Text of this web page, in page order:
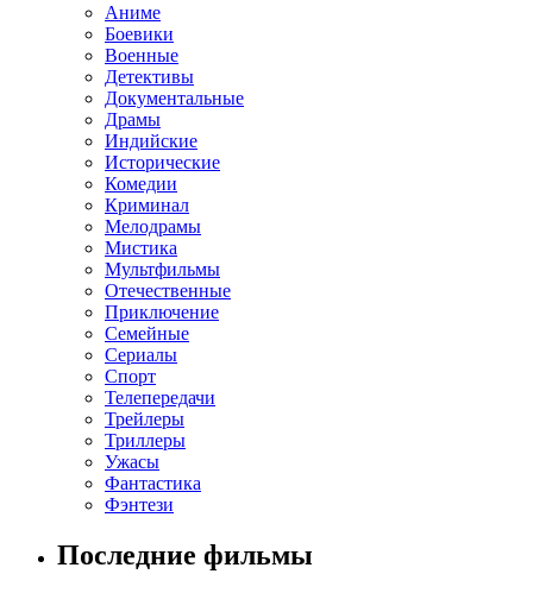
Аниме
Боевики
Военные
Детективы
Документальные
Драмы
Индийские
Исторические
Комедии
Криминал
Мелодрамы
Мистика
Мультфильмы
Отечественные
Приключение
Семейные
Сериалы
Спорт
Телепередачи
Трейлеры
Триллеры
Ужасы
Фантастика
Фэнтези
Последние фильмы